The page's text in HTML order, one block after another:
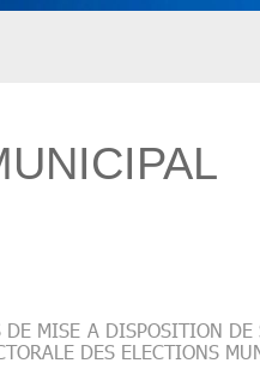
MISE A DISPOSITION
DES ELECTIONS